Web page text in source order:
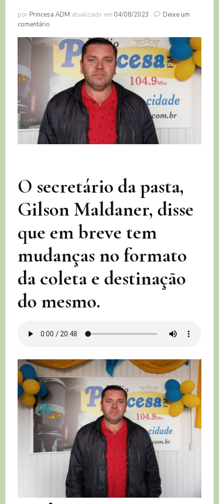
por Princesa ADM atualizado em 04/08/2023
Deixe um
comentário
prepara
adequaçao
coleta
lixo
O secretário da pasta,
Gilson Maldaner, disse
que em breve tem
mudanças no formato
da coleta e destinação
do mesmo.